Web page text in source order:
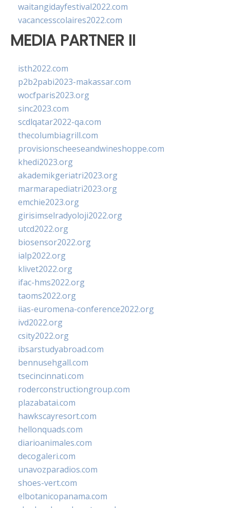
waitangidayfestival2022.com
vacancesscolaires2022.com
MEDIA PARTNER II
isth2022.com
p2b2pabi2023-makassar.com
wocfparis2023.org
sinc2023.com
scdlqatar2022-qa.com
thecolumbiagrill.com
provisionscheeseandwineshoppe.com
khedi2023.org
akademikgeriatri2023.org
marmarapediatri2023.org
emchie2023.org
girisimselradyoloji2022.org
utcd2022.org
biosensor2022.org
ialp2022.org
klivet2022.org
ifac-hms2022.org
taoms2022.org
iias-euromena-conference2022.org
ivd2022.org
csity2022.org
ibsarstudyabroad.com
bennusehgall.com
tsecincinnati.com
roderconstructiongroup.com
plazabatai.com
hawkscayresort.com
hellonquads.com
diarioanimales.com
decogaleri.com
unavozparadios.com
shoes-vert.com
elbotanicopanama.com